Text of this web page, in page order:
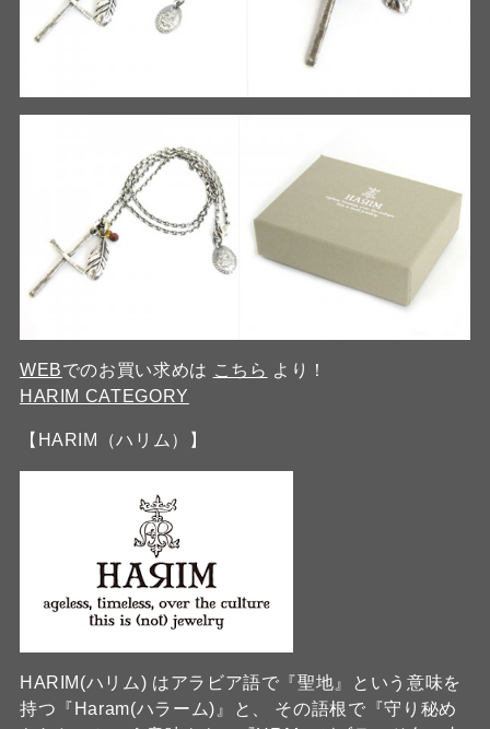
WEBでのお買い求めは こちら より！
HARIM CATEGORY
【HARIM（ハリム）】
HARIM(ハリム) はアラビア語で『聖地』という意味を
持つ『Haram(ハラーム)』と、 その語根で『守り秘め